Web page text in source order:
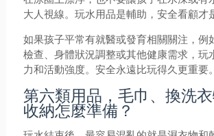
大人視線。玩水用品是輔助，安全看顧才
如果孩子平常有就醫或發育相關關注，例
檢查、身體狀況調整或其他健康需求，玩
力和活動強度。安全永遠比玩得久更重要。
第六類用品，毛巾、換洗
收納怎麼準備？